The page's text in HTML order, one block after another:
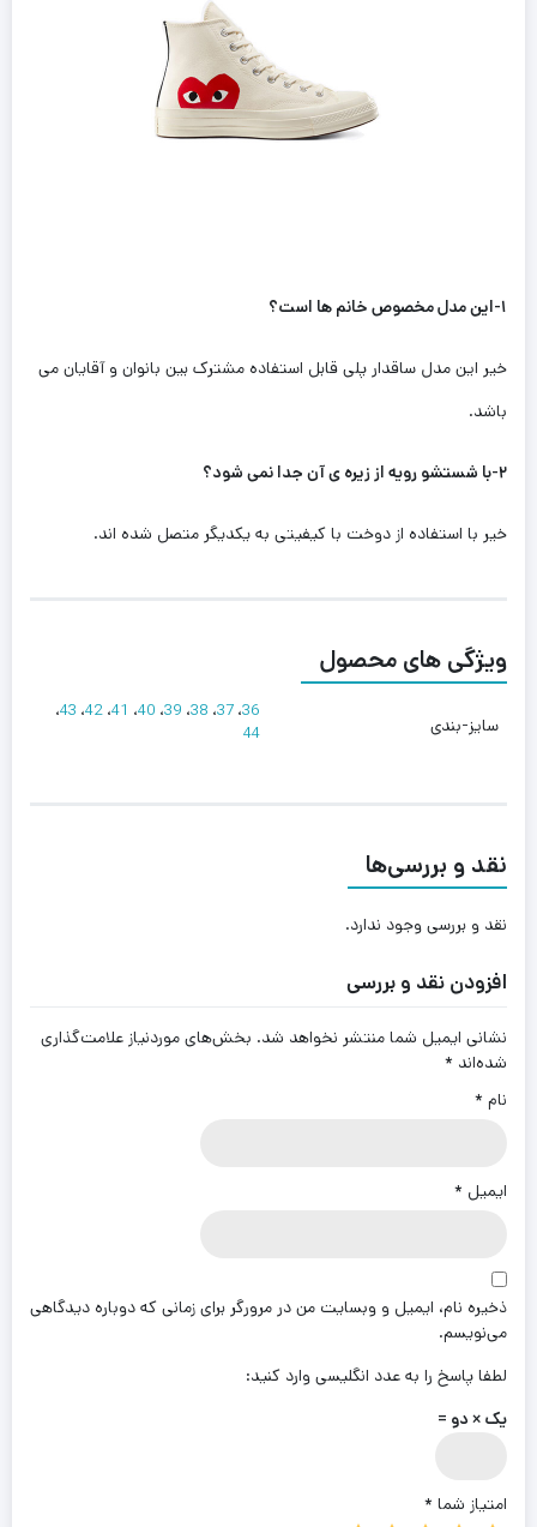
۱-این مدل مخصوص خانم ها است؟
خیر این مدل ساقدار پلی قابل استفاده مشترک بین بانوان و آقایان می
باشد.
۲-با شستشو رویه از زیره ی آن جدا نمی شود؟
خیر با استفاده از دوخت با کیفیتی به یکدیگر‌ متصل شده اند.
ویژگی های محصول
سایز-بندی
36،37، 38، 39، 40، 41،42، 43،
44
نقد و بررسی‌ها
نقد و بررسی وجود ندارد.
افزودن نقد و بررسی
نشانی ایمیل شما منتشر نخواهد شد. بخش‌های موردنیاز علامت‌گذاری
شده‌اند *
نام *
ایمیل *
ذخیره نام، ایمیل و وبسایت من در مرورگر برای زمانی که دوباره دیدگاهی
می‌نویسم.
لطفا پاسخ را به عدد انگلیسی وارد کنید:
یک × دو =
امتیاز شما *